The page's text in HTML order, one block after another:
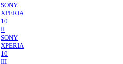
SONY
XPERIA
10
II
SONY
XPERIA
10
III